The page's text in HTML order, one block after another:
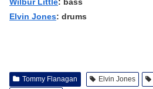
Elvin Jones: drums
Tommy Flanagan Elvin Jones